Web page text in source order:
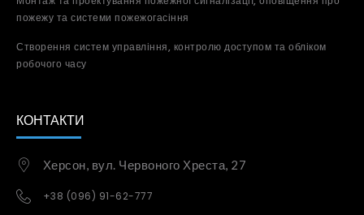
пожежу та системи пожежогасіння
Створення систем управління, контролю доступом та обліком
робочого часу
КОНТАКТИ
Херсон, вул. Червоного Хреста, 27
+38 (096) 91-62-777